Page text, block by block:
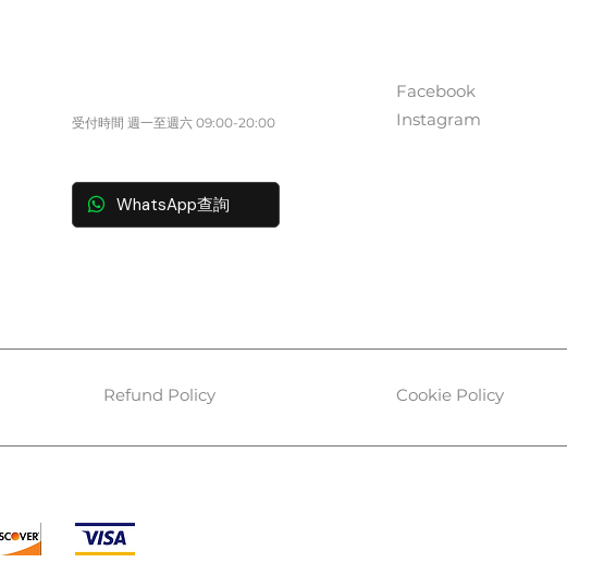
受付時間 週一至週六​ 09:00-20:00
WhatsApp查詢
Facebook
Instagram
Refund Policy Cookie Policy